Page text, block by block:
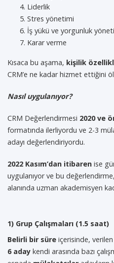
Liderlik
Stres yönetimi
İş yükü ve yorgunluk
Karar verme
Kısaca bu aşama, kişilik
CRM’e ne kadar hizmet ettiğini
Nasıl uygulanıyor?
CRM Değerlendirmesi 2020 ve
formatında ilerliyordu ve 2-3
adayı değerlendiriyordu.
2022 Kasım’dan itibaren ise
uygulanıyor ve bu
alanında uzman akademisyen
1) Grup Çalışmaları (1.5 saat)
Belirli bir süre içerisinde, verilen
6 aday kendi arasında bazı